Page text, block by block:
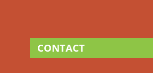
CONTACT